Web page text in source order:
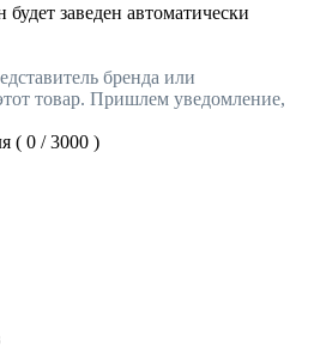
заведен автоматически
бренда или
товар. Пришлем уведомление,
( 0 /3000 )